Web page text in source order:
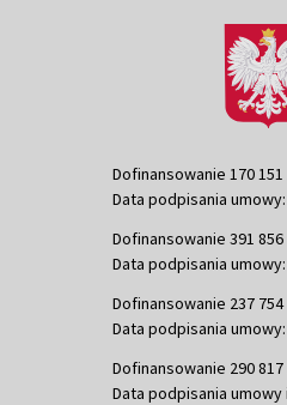
Dofinansowanie 170 151
Data podpisania umowy:
Dofinansowanie 391 856
Data podpisania umowy:
Dofinansowanie 237 754
Data podpisania umowy:
Dofinansowanie 290 817
Data podpisania umowy